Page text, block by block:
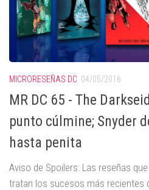
MICRORESEÑAS DC 04/05/2016
MR DC 65 - The
punto cúlmine; Snyder
hasta penita
Aviso de Spoilers: Las reseñas
tratan los sucesos más recientes